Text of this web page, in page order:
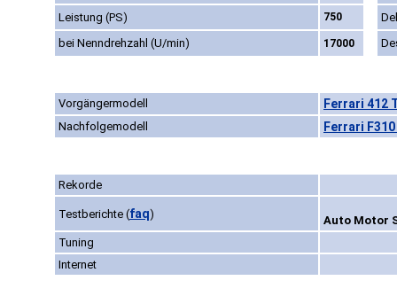
Leistung (PS)
750
bei Nenndrehzahl (U/min)
17000
Vorgängermodell Ferrari 412
Nachfolgemodell Ferrari
Rekorde
Testberichte (faq)
Auto Motor
Tuning
Internet